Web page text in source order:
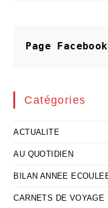
Page
Catégories
ACTUALITE
AU QUOTIDIEN
BILAN ANNEE
CARNETS DE VOYAGE